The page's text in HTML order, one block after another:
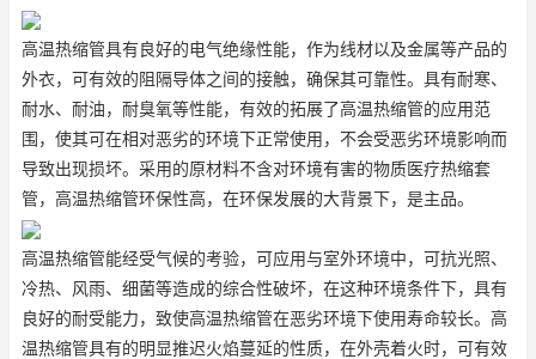
高温热缩管具有良好的电气绝缘性能，作为线材以及金属等产品的
外衣，可有效的阻隔导体之间的接触，确保其可靠性。具有耐寒、
耐水、耐油，耐臭氧等性能，有效的拓展了高温热缩管的应用范
围，使其可在相对恶劣的环境下正常使用，不会受恶劣环境影响而
导致出现损坏。采用的原材料不含对环境有害的物质医疗热缩套
管，高温热缩管环保性高，在环保发展的大背景下，是主品。
高温热缩管能经受气候的考验，可应用与室外环境中，可抗光照、
冷热、风雨、细菌等造成的综合性破坏，在这种环境条件下，具有
良好的耐受能力，致使高温热缩管在恶劣环境下使用寿命较长。高
温热缩管具有的明显推迟火焰蔓延的性质，在外壳着火时，可有效